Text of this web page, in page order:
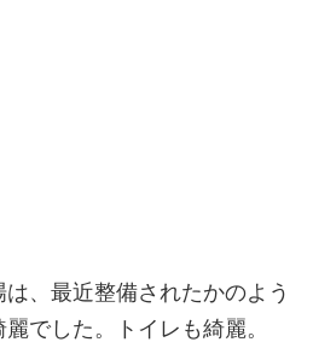
、最近整備されたかのよう
でした。トイレも綺麗。